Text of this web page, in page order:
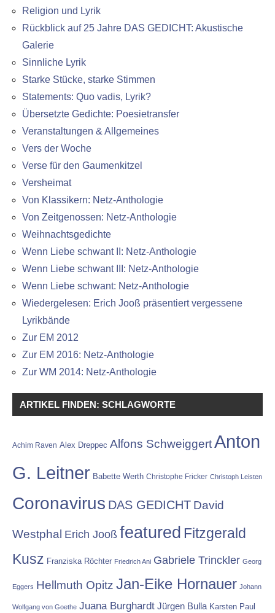
Religion und Lyrik
Rückblick auf 25 Jahre DAS GEDICHT: Akustische
Galerie
Sinnliche Lyrik
Starke Stücke, starke Stimmen
Statements: Quo vadis, Lyrik?
Übersetzte Gedichte: Poesietransfer
Veranstaltungen & Allgemeines
Vers der Woche
Verse für den Gaumenkitzel
Versheimat
Von Klassikern: Netz-Anthologie
Von Zeitgenossen: Netz-Anthologie
Weihnachtsgedichte
Wenn Liebe schwant II: Netz-Anthologie
Wenn Liebe schwant III: Netz-Anthologie
Wenn Liebe schwant: Netz-Anthologie
Wiedergelesen: Erich Jooß präsentiert vergessene
Lyrikbände
Zur EM 2012
Zur EM 2016: Netz-Anthologie
Zur WM 2014: Netz-Anthologie
ARTIKEL FINDEN: SCHLAGWORTE
Achim Raven Alex Dreppec Alfons SchweiggertAnton
G. Leitner Babette Werth Christophe Fricker Christoph Leisten
Coronavirus DAS GEDICHT David
Westphal Erich Jooß featured Fitzgerald
Kusz Franziska Röchter Friedrich Ani Gabriele Trinckler Georg
Eggers Hellmuth Opitz Jan-Eike Hornauer Johann
Wolfgang von Goethe Juana Burghardt Jürgen Bulla Karsten Paul